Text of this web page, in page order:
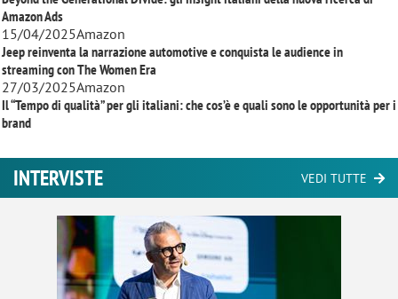
Amazon Ads
15/04/2025Amazon
Jeep reinventa la narrazione automotive e conquista le audience in
streaming conThe Women Era
27/03/2025Amazon
Il “Tempo di qualità” per gli italiani: che cos’è e quali sono le opportunità per i
brand
INTERVISTE VEDI TUTTE